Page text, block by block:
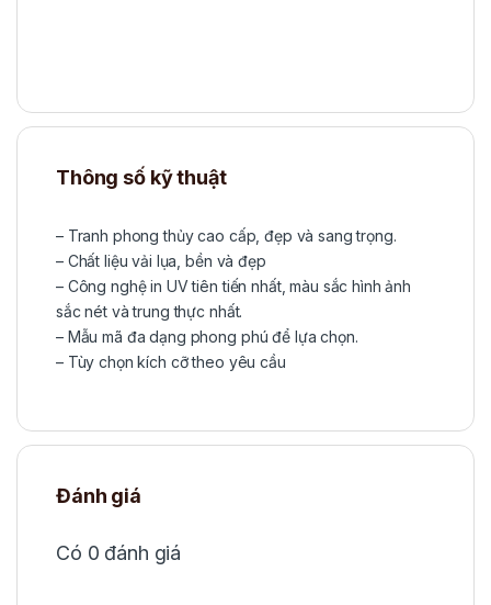
Thông số kỹ thuật
– Tranh phong thủy cao cấp, đẹp và sang trọng.
– Chất liệu vải lụa, bền và đẹp
– Công nghệ in UV tiên tiến nhất, màu sắc hình ảnh
sắc nét và trung thực nhất.
– Mẫu mã đa dạng phong phú để lựa chọn.
– Tùy chọn kích cỡ theo yêu cầu
Đánh giá
Có 0 đánh giá